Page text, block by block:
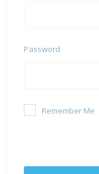
Password
Remember Me